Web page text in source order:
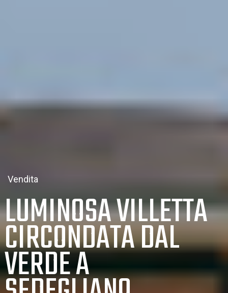
Vendita
LUMINOSA VILLETTA
CIRCONDATA DAL
VERDE A